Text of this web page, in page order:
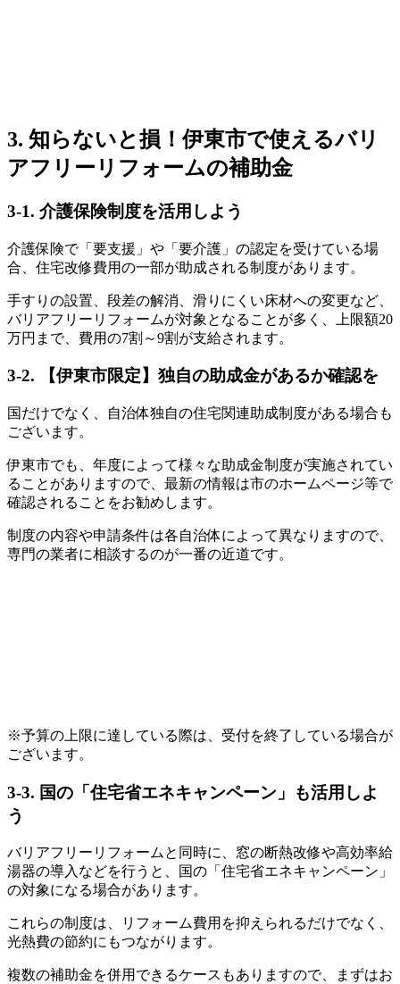
3. 知らないと損！伊東市で使えるバリ
アフリーリフォームの補助金
3-1. 介護保険制度を活用しよう
介護保険で「要支援」や「要介護」の認定を受けている場
合、住宅改修費用の一部が助成される制度があります。
手すりの設置、段差の解消、滑りにくい床材への変更など、
バリアフリーリフォームが対象となることが多く、上限額20
万円まで、費用の7割～9割が支給されます。
3-2. 【伊東市限定】独自の助成金があるか確認を
国だけでなく、自治体独自の住宅関連助成制度がある場合も
ございます。
伊東市でも、年度によって様々な助成金制度が実施されてい
ることがありますので、最新の情報は市のホームページ等で
確認されることをお勧めします。
制度の内容や申請条件は各自治体によって異なりますので、
専門の業者に相談するのが一番の近道です。
※予算の上限に達している際は、受付を終了している場合が
ございます。
3-3. 国の「住宅省エネキャンペーン」も活用しよ
う
バリアフリーリフォームと同時に、窓の断熱改修や高効率給
湯器の導入などを行うと、国の「住宅省エネキャンペーン」
の対象になる場合があります。
これらの制度は、リフォーム費用を抑えられるだけでなく、
光熱費の節約にもつながります。
複数の補助金を併用できるケースもありますので、まずはお